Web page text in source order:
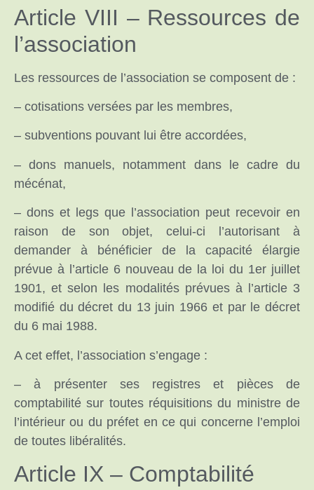
Article VIII – Ressources de
l’association
Les ressources de l’association se composent de :
– cotisations versées par les membres,
– subventions pouvant lui être accordées,
– dons manuels, notamment dans le cadre du
mécénat,
– dons et legs que l’association peut recevoir en
raison de son objet, celui-ci l’autorisant à
demander à bénéficier de la capacité élargie
prévue à l’article 6 nouveau de la loi du 1er juillet
1901, et selon les modalités prévues à l’article 3
modifié du décret du 13 juin 1966 et par le décret
du 6 mai 1988.
A cet effet, l’association s’engage :
– à présenter ses registres et pièces de
comptabilité sur toutes réquisitions du ministre de
l’intérieur ou du préfet en ce qui concerne l’emploi
de toutes libéralités.
Article IX – Comptabilité